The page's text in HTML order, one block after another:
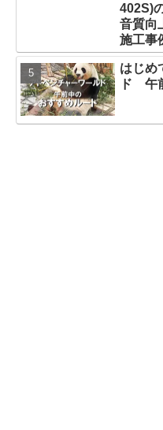
402S)
音質向
施工事
はじめ
ド 午